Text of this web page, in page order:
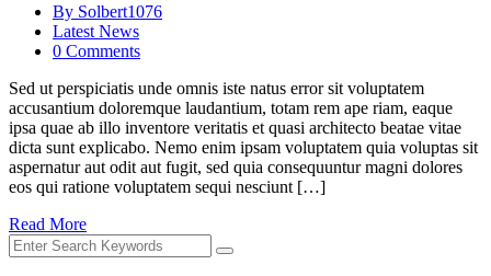
By Solbert1076
Latest News
0 Comments
Sed ut perspiciatis unde omnis iste natus error sit voluptatem
accusantium doloremque laudantium, totam rem ape riam, eaque
ipsa quae ab illo inventore veritatis et quasi architecto beatae vitae
dicta sunt explicabo. Nemo enim ipsam voluptatem quia voluptas sit
aspernatur aut odit aut fugit, sed quia consequuntur magni dolores
eos qui ratione voluptatem sequi nesciunt […]
Read More